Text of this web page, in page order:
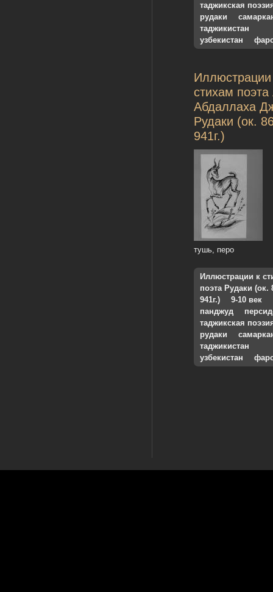
таджикская
рудаки
таджикистан
узбекистан
Иллюстрации
стихам поэта
Абдаллаха
Рудаки (ок.
941г.)
тушь, перо
Иллюстрации к
поэта Рудаки (ок.
941г.)
9-10 век
панджуд
таджикская
рудаки
таджикистан
узбекистан